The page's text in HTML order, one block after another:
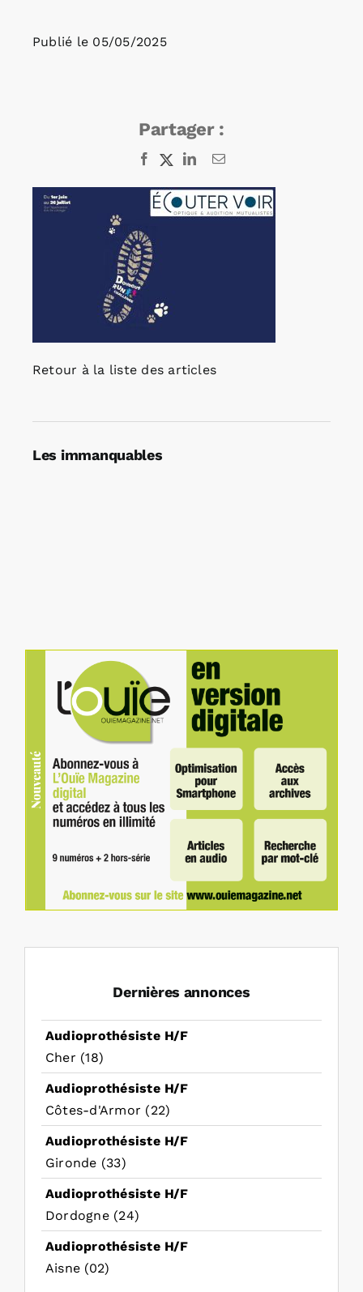
Rechercher:
Publié le 05/05/2025
Partager :
Facebook
X LinkedInEmail
Retour à la liste des articles
Les immanquables
Dernières annonces
Audioprothésiste H/F
Cher (18)
Audioprothésiste H/F
Côtes-d'Armor (22)
Audioprothésiste H/F
Gironde (33)
Audioprothésiste H/F
Dordogne (24)
Audioprothésiste H/F
Aisne (02)